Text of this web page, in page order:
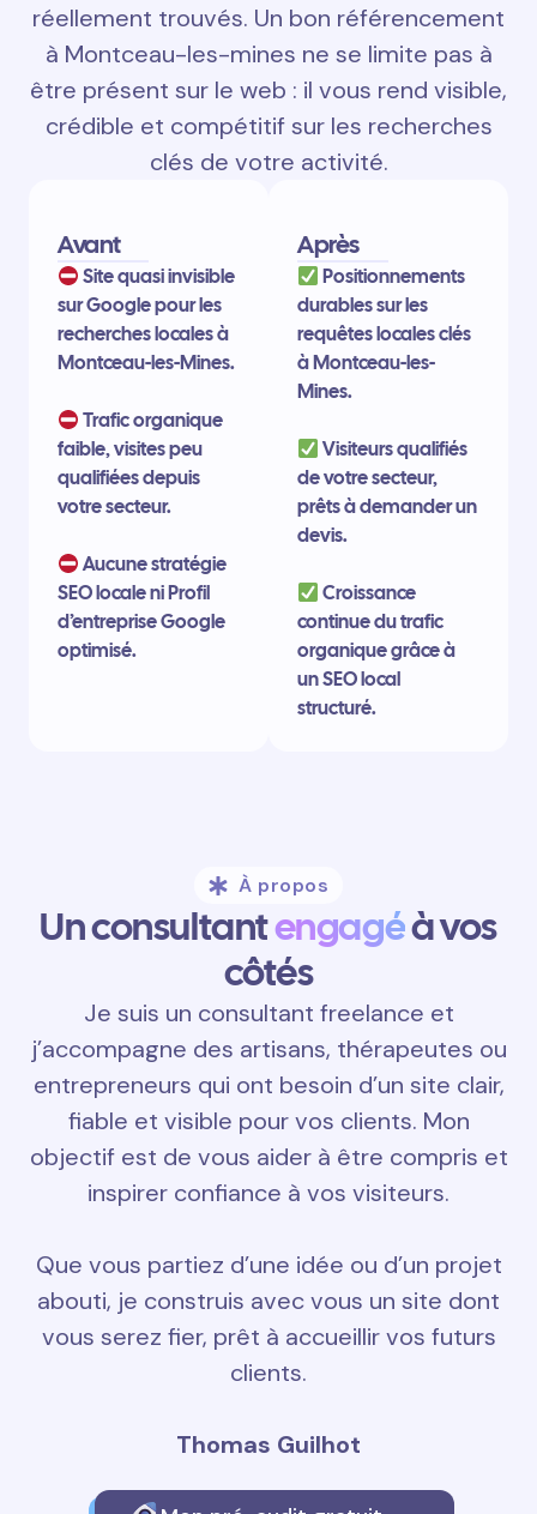
réellement trouvés. Un bon référencement
à Montceau-les-mines ne se limite pas à
être présent sur le web : il vous rend visible,
crédible et compétitif sur les recherches
clés de votre activité.
Avant
Site quasi invisible
sur Google pour les
recherches locales à
Montceau-les-Mines.
Trafic organique
faible, visites peu
qualifiées depuis
votre secteur.
Aucune stratégie
SEO locale ni Profil
d’entreprise Google
optimisé.
Après
Positionnements
durables sur les
requêtes locales clés
à Montceau-les-
Mines.
Visiteurs qualifiés
de votre secteur,
prêts à demander un
devis.
Croissance
continue du trafic
organique grâce à
un SEO local
structuré.
À propos
Un consultantengagéà vos
côtés
Je suis un consultant freelance et
j’accompagne des artisans, thérapeutes ou
entrepreneurs qui ont besoin d’un site clair,
fiable et visible pour vos clients. Mon
objectif est de vous aider à être compris et
inspirer confiance à vos visiteurs.
Que vous partiez d’une idée ou d’un projet
abouti, je construis avec vous un site dont
vous serez fier, prêt à accueillir vos futurs
clients.
Thomas Guilhot